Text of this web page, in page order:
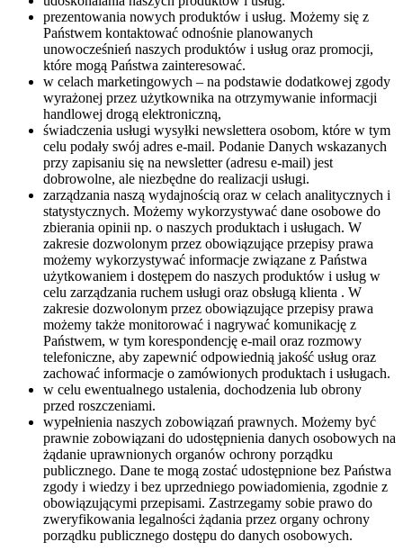
prezentowania nowych produktów i usług. Możemy się z
Państwem kontaktować odnośnie planowanych
unowocześnień naszych produktów i usług oraz promocji,
które mogą Państwa zainteresować.
w celach marketingowych – na podstawie dodatkowej zgody
wyrażonej przez użytkownika na otrzymywanie informacji
handlowej drogą elektroniczną,
świadczenia usługi wysyłki newslettera osobom, które w tym
celu podały swój adres e-mail. Podanie Danych wskazanych
przy zapisaniu się na newsletter (adresu e-mail) jest
dobrowolne, ale niezbędne do realizacji usługi.
zarządzania naszą wydajnością oraz w celach analitycznych i
statystycznych. Możemy wykorzystywać dane osobowe do
zbierania opinii np. o naszych produktach i usługach. W
zakresie dozwolonym przez obowiązujące przepisy prawa
możemy wykorzystywać informacje związane z Państwa
użytkowaniem i dostępem do naszych produktów i usług w
celu zarządzania ruchem usługi oraz obsługą klienta . W
zakresie dozwolonym przez obowiązujące przepisy prawa
możemy także monitorować i nagrywać komunikację z
Państwem, w tym korespondencję e-mail oraz rozmowy
telefoniczne, aby zapewnić odpowiednią jakość usług oraz
zachować informacje o zamówionych produktach i usługach.
w celu ewentualnego ustalenia, dochodzenia lub obrony
przed roszczeniami.
wypełnienia naszych zobowiązań prawnych. Możemy być
prawnie zobowiązani do udostępnienia danych osobowych na
żądanie uprawnionych organów ochrony porządku
publicznego. Dane te mogą zostać udostępnione bez Państwa
zgody i wiedzy i bez uprzedniego powiadomienia, zgodnie z
obowiązującymi przepisami. Zastrzegamy sobie prawo do
zweryfikowania legalności żądania przez organy ochrony
porządku publicznego dostępu do danych osobowych.